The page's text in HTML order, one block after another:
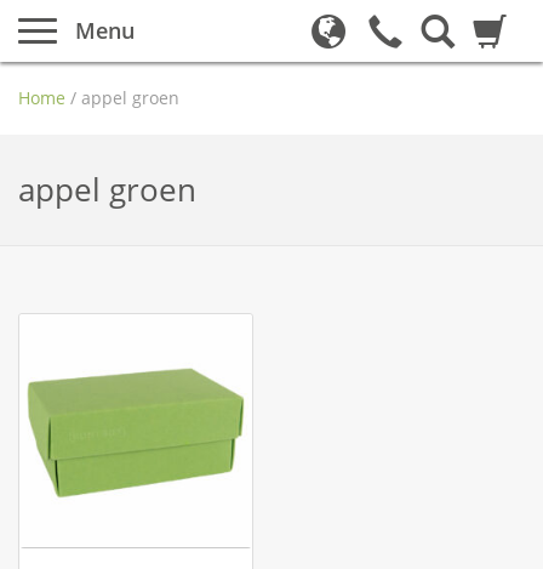
Menu
Home / appel groen
appel groen